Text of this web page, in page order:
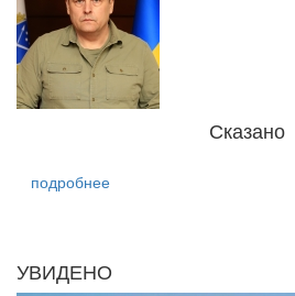
Сказано
подробнее
УВИДЕНО